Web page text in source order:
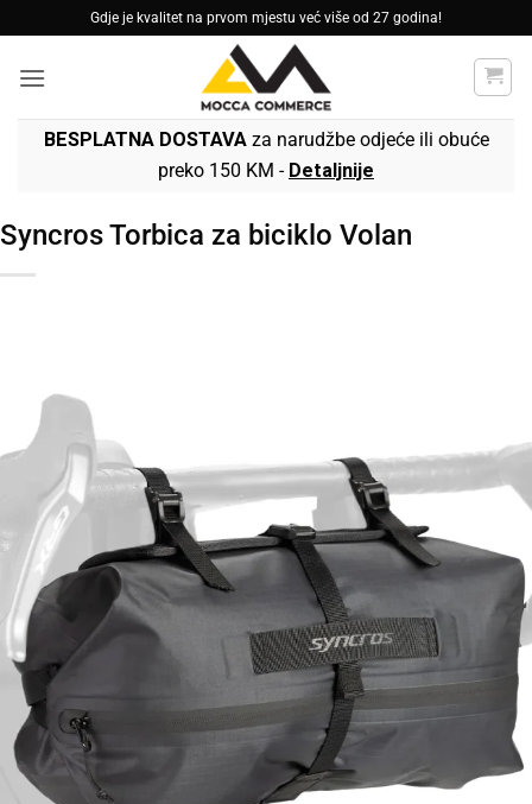
to
content
Gdje je kvalitet na prvom mjestu već više od 27 godina!
BESPLATNA DOSTAVAza narudžbe odjeće ili obuće
preko 150 KM - Detaljnije
Syncros Torbica za biciklo Volan